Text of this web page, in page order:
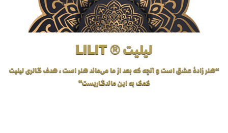
لیلیت ® LILIT
“هنر زادهٔ عشق است و آنچه که بعد از ما می‌ماند هنر است، هدف گالری لیلیت
کمک به این ماندگاریست”